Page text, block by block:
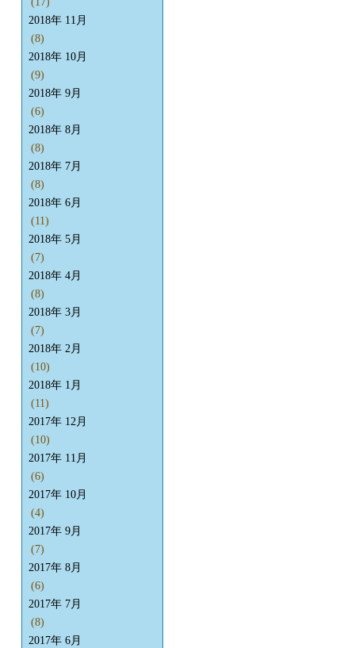
2018年 11月
(8)
2018年 10月
(9)
2018年 9月
(6)
2018年 8月
(8)
2018年 7月
(8)
2018年 6月
(11)
2018年 5月
(7)
2018年 4月
(8)
2018年 3月
(7)
2018年 2月
(10)
2018年 1月
(11)
2017年 12月
(10)
2017年 11月
(6)
2017年 10月
(4)
2017年 9月
(7)
2017年 8月
(6)
2017年 7月
(8)
2017年 6月